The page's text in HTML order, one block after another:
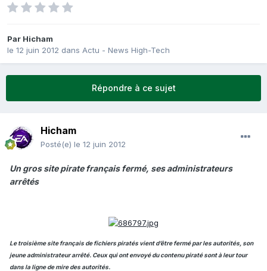
Par Hicham
le 12 juin 2012 dans Actu - News High-Tech
Répondre à ce sujet
Hicham
Posté(e) le 12 juin 2012
Un gros site pirate français fermé, ses administrateurs
arrêtés
Le troisième site français de fichiers piratés vient d’être fermé par les autorités, son
jeune administrateur arrêté. Ceux qui ont envoyé du contenu piraté sont à leur tour
dans la ligne de mire des autorités.